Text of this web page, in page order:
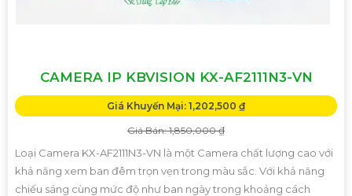
CAMERA IP KBVISION KX-AF2111N3-VN
Giá Khuyến Mại: 1,202,500 ₫
Giá Bán: 1,850,000 ₫
Loại Camera KX-AF2111N3-VN là một Camera chất lượng cao với
khả năng xem ban đêm trọn vẹn trong màu sắc. Với khả năng
chiếu sáng cùng mức độ như ban ngày trong khoảng cách